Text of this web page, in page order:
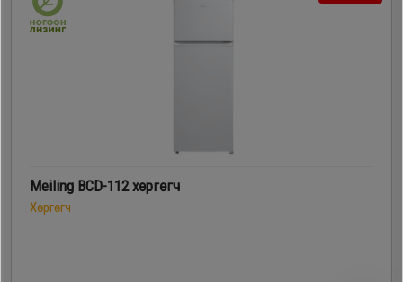
Meiling BCD-112 хөргөгч
Хөргөгч